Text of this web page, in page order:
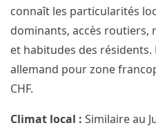
connaît les particularités
dominants, accès routiers,
et habitudes des
allemand pour zone
CHF.
Climat local : Similaire au